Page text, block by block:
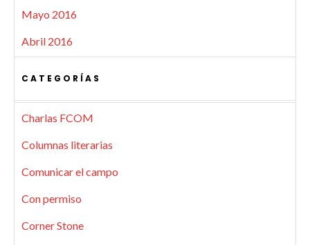
Mayo 2016
Abril 2016
CATEGORÍAS
Charlas FCOM
Columnas literarias
Comunicar el campo
Con permiso
Corner Stone